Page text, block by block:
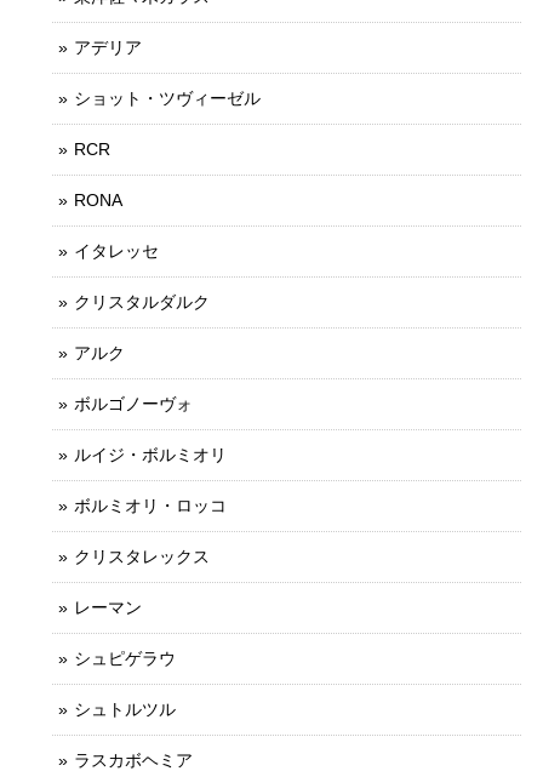
アデリア
ショット・ツヴィーゼル
RCR
RONA
イタレッセ
クリスタルダルク
アルク
ボルゴノーヴォ
ルイジ・ボルミオリ
ボルミオリ・ロッコ
クリスタレックス
レーマン
シュピゲラウ
シュトルツル
ラスカボヘミア